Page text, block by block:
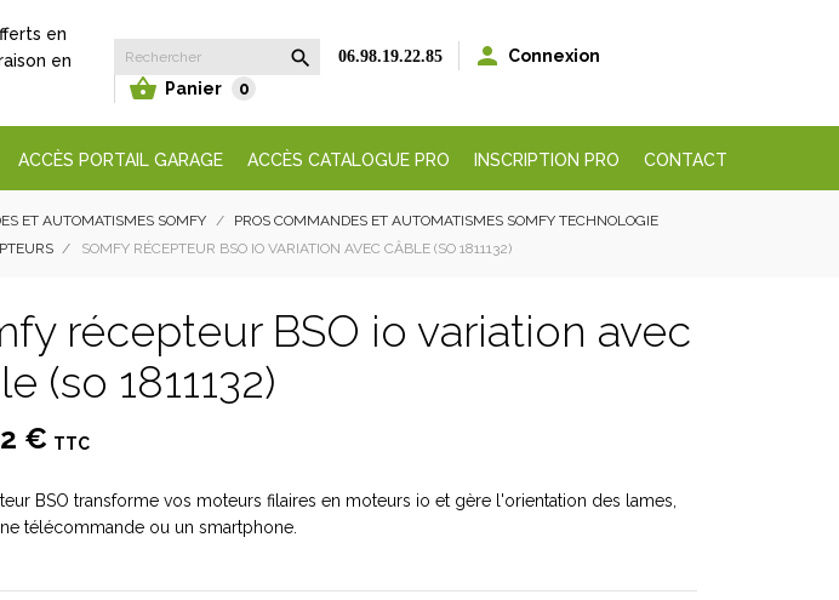
en
en
 06.98.19.22.85  Connexion
 Panier 0
ACCÈS PORTAIL GARAGE ACCÈS CATALOGUE PRO INSCRIPTION PRO CONTACT
ET AUTOMATISMES SOMFY
PROS COMMANDES ET AUTOMATISMES SOMFY TECHNOLOGIE
SOMFY RÉCEPTEUR BSO IO VARIATION AVEC CÂBLE (SO 1811132)
récepteur BSO io variation avec
(so 1811132)
€ TTC
BSO transforme vos moteurs filaires en moteurs io et gère l'orientation des lames,
télécommande ou un smartphone.